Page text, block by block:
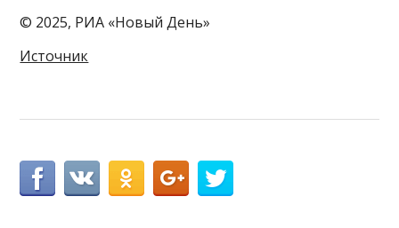
© 2025, РИА «Новый День»
Источник